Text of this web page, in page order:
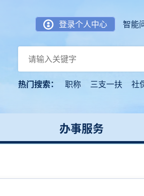
登录个人中心 智能
热门搜索： 职称 三支一扶 社
办事服务